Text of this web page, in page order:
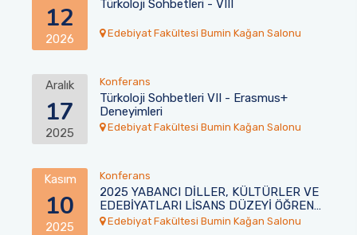
12
2026
Türkoloji Sohbetleri - VIII
Edebiyat Fakültesi Bumin Kağan Salonu
Aralık
17
2025
Konferans
Türkoloji Sohbetleri VII - Erasmus+
Deneyimleri
Edebiyat Fakültesi Bumin Kağan Salonu
Kasım
10
2025
Konferans
2025 YABANCI DİLLER, KÜLTÜRLER VE
EDEBİYATLARI LİSANS DÜZEYİ ÖĞRENCİ
KONFERANSI
Edebiyat Fakültesi Bumin Kağan Salonu